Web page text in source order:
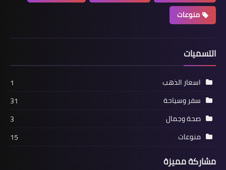
منوعات
التسميات
اسعار الذهب
1
سفر وسياحة
31
صحة وجمال
3
منوعات
15
مشاركة مميزة